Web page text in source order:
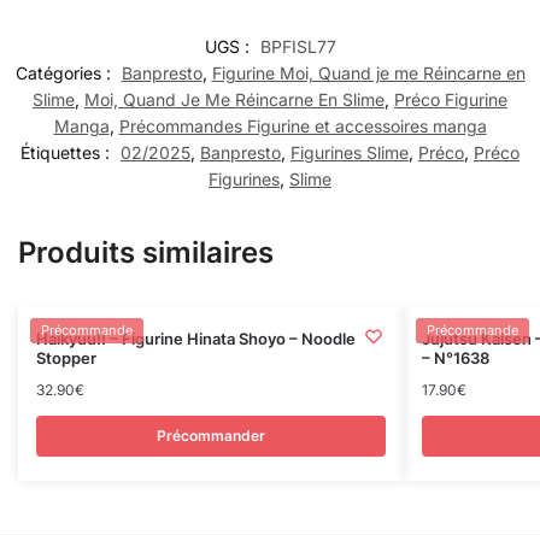
UGS :
BPFISL77
Catégories :
Banpresto, Figurine Moi, Quand je me Réincarne en
Slime, Moi, Quand Je Me Réincarne En Slime, Préco Figurine
Manga, Précommandes Figurine et accessoires manga
Étiquettes : 02/2025, Banpresto, Figurines Slime, Préco, Préco
Figurines, Slime
Produits similaires
Précommande
Haikyuu!! – Figurine Hinata Shoyo – Noodle
Stopper
32.90€
Précommander
Précommande
Jujutsu Kaisen
– N°1638
17.90€